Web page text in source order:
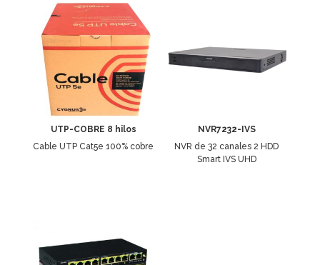
UTP-COBRE 8 hilos
Cable UTP Cat5e 100% cobre
NVR7232-IVS
NVR de 32 canales 2 HDD
Smart IVS UHD